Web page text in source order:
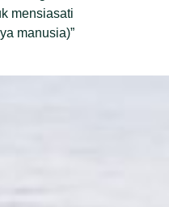
mensiasati
manusia)”